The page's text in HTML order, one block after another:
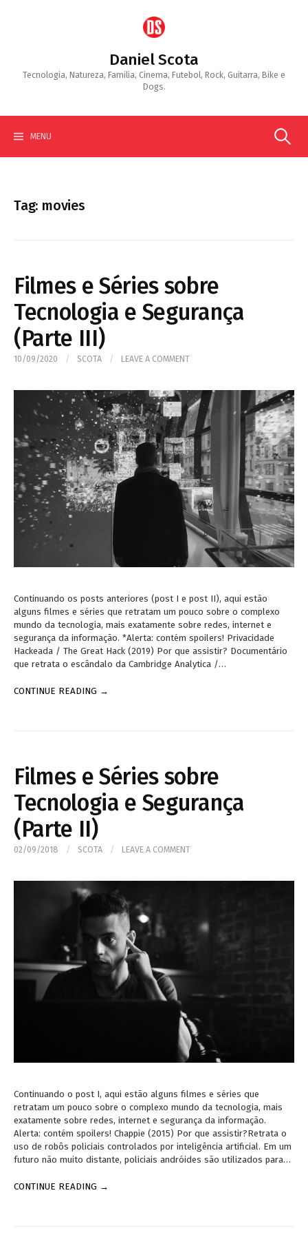
Daniel Scota
Tecnologia, Natureza, Familia, Cinema, Futebol, Rock, Guitarra, Bike e
Dogs.
MENU Search
Tag: movies
Filmes e Séries sobre
Tecnologia e Segurança
(Parte III)
10/09/2020 / SCOTA / LEAVE A COMMENT
Continuando os posts anteriores (post I e post II), aqui estão
alguns filmes e séries que retratam um pouco sobre o complexo
mundo da tecnologia, mais exatamente sobre redes, internet e
segurança da informação. *Alerta: contém spoilers! Privacidade
Hackeada / The Great Hack (2019) Por que assistir? Documentário
que retrata o escândalo da Cambridge Analytica /…
CONTINUE READING →
Filmes e Séries sobre
Tecnologia e Segurança
(Parte II)
02/09/2018 / SCOTA / LEAVE A COMMENT
Continuando o post I, aqui estão alguns filmes e séries que
retratam um pouco sobre o complexo mundo da tecnologia, mais
exatamente sobre redes, internet e segurança da informação.
Alerta: contém spoilers! Chappie (2015) Por que assistir?Retrata o
uso de robôs policiais controlados por inteligência artificial. Em um
futuro não muito distante, policiais andróides são utilizados para…
CONTINUE READING →